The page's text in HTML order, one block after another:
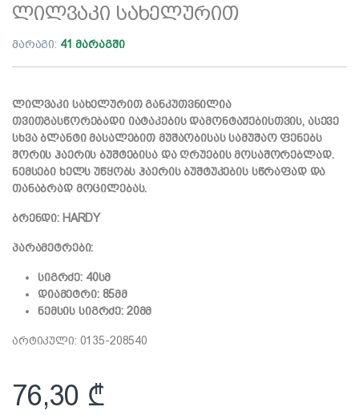
ლილვაკი სახელურით
მარაგი: 41 მარაგში
ლილვაკი სახელურით განკუთვნილია
თვითგასწორებადი იატაკების დამონტაჟებისთვის, ასევე
სხვა ბლანტი მასალებით მუშაობისას სამუშაო ფენებს
შორის ჰაერის ბუშტებისა და ღრუების მოსაშორებლად.
ნემსები ხელს უწყობს ჰაერის ბუშტუკების სწრაფად და
თანაბრად მოცილებას.
ბრენდი: HARDY
პარამეტრები:
სიგრძე: 40სმ
დიამეტრი: 85მმ
ნემსის სიგრძე: 20მმ
არტიკული: 0135-208540
76,30 ₾